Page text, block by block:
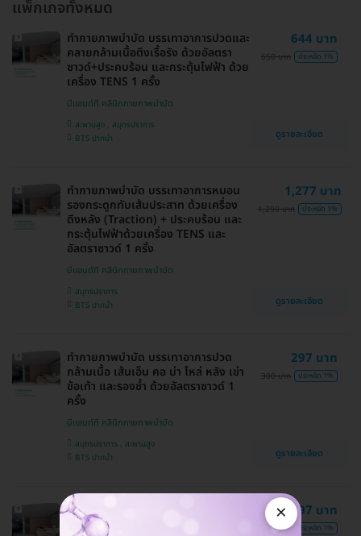
แพ็กเกจทั้งหมด
ทำกายภาพบำบัด บรรเทาอาการปวดและ
คลายกล้ามเนื้อตึงเรื้อรัง ด้วยอัลตรา
ซาวด์+ประคบร้อน และกระตุ้นไฟฟ้า ด้วย
เครื่อง TENS 1 ครั้ง
บีแอนด์ที คลินิกกายภาพบำบัด
สะพานสูง , สมุทรปราการ
BTS ปากน้ำ
644 บาท
650 บาท ประหยัด 1%
ดูรายละเอียด
ทำกายภาพบำบัด บรรเทาอาการหมอน
รองกระดูกทับเส้นประสาท ด้วยเครื่อง
ดึงหลัง (Traction) + ประคบร้อน และ
กระตุ้นไฟฟ้าด้วยเครื่อง TENS และ
อัลตราซาวด์ 1 ครั้ง
บีแอนด์ที คลินิกกายภาพบำบัด
สมุทรปราการ
BTS ปากน้ำ
1,277 บาท
1,290 บาท ประหยัด 1%
ดูรายละเอียด
ทำกายภาพบำบัด บรรเทาอาการปวด
กล้ามเนื้อ เส้นเอ็น คอ บ่า ไหล่ หลัง เข่า
ข้อเท้า และรองช้ำ ด้วยอัลตราซาวด์ 1
ครั้ง
บีแอนด์ที คลินิกกายภาพบำบัด
สมุทรปราการ , สะพานสูง
BTS ปากน้ำ
297 บาท
300 บาท ประหยัด 1%
ดูรายละเอียด
ทำกายภาพบำบัด ด้วยเครื่องดึงหลัง
(Traction) 1 ครั้ง
297 บาท
300 บาท ประหยัด 1%
×